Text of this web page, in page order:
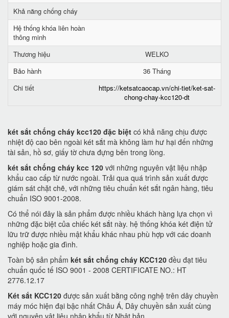
Khả năng chống cháy
Hệ thống khóa liên hoàn
thông minh
Thương hiệu
WELKO
Bảo hành
36 Tháng
Chi tiết
https://ketsatcaocap.vn/chi-tiet/ket-sat-
chong-chay-kcc120-dt
két sắt chống cháy kcc120 đặc biệt có khả năng chịu được
nhiệt độ cao bên ngoài két sắt mà không làm hư hại đến những
tài sản, hồ sơ, giấy tờ chưa đựng bên trong lòng.
két sắt chống cháy kcc 120 với những nguyên vật liệu nhập
khẩu cao cấp từ nước ngoài. Trải qua quá trình sản xuất được
giám sát chặt chẽ, với những tiêu chuẩn két sắt ngân hàng, tiêu
chuẩn ISO 9001-2008.
Có thể nói đây là sản phẩm được nhiều khách hàng lựa chọn vì
những đặc biệt của chiếc két sắt này. hệ thống khóa két điện tử
lữu trữ được nhiều mật khẩu khác nhau phù hợp với các doanh
nghiệp hoặc gia đình.
Toàn bộ sản phẩm két sắt chống cháy KCC120 đều đạt tiêu
chuẩn quốc tế ISO 9001 - 2008 CERTIFICATE NO.: HT
2776.12.17
Két sắt KCC120 được sản xuất bằng công nghệ trên dây chuyền
máy móc hiện đại bậc nhất Châu Á, Dây chuyền sản xuất cùng